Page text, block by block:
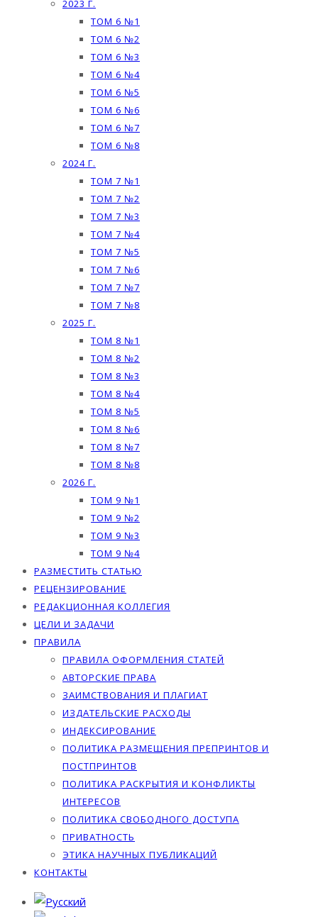
2023 Г.
ТОМ 6 №1
ТОМ 6 №2
ТОМ 6 №3
ТОМ 6 №4
ТОМ 6 №5
ТОМ 6 №6
ТОМ 6 №7
ТОМ 6 №8
2024 Г.
ТОМ 7 №1
ТОМ 7 №2
ТОМ 7 №3
ТОМ 7 №4
ТОМ 7 №5
ТОМ 7 №6
ТОМ 7 №7
ТОМ 7 №8
2025 Г.
ТОМ 8 №1
ТОМ 8 №2
ТОМ 8 №3
ТОМ 8 №4
ТОМ 8 №5
ТОМ 8 №6
ТОМ 8 №7
ТОМ 8 №8
2026 Г.
ТОМ 9 №1
ТОМ 9 №2
ТОМ 9 №3
ТОМ 9 №4
РАЗМЕСТИТЬ СТАТЬЮ
РЕЦЕНЗИРОВАНИЕ
РЕДАКЦИОННАЯ КОЛЛЕГИЯ
ЦЕЛИ И ЗАДАЧИ
ПРАВИЛА
ПРАВИЛА ОФОРМЛЕНИЯ СТАТЕЙ
АВТОРСКИЕ ПРАВА
ЗАИМСТВОВАНИЯ И ПЛАГИАТ
ИЗДАТЕЛЬСКИЕ РАСХОДЫ
ИНДЕКСИРОВАНИЕ
ПОЛИТИКА РАЗМЕЩЕНИЯ ПРЕПРИНТОВ И
ПОСТПРИНТОВ
ПОЛИТИКА РАСКРЫТИЯ И КОНФЛИКТЫ
ИНТЕРЕСОВ
ПОЛИТИКА СВОБОДНОГО ДОСТУПА
ПРИВАТНОСТЬ
ЭТИКА НАУЧНЫХ ПУБЛИКАЦИЙ
КОНТАКТЫ